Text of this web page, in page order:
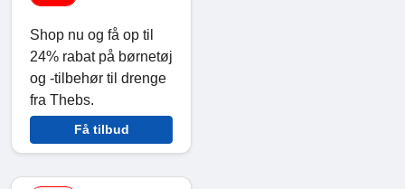
Shop nu og få op til
24% rabat på børnetøj
og -tilbehør til drenge
fra Thebs.
Få tilbud